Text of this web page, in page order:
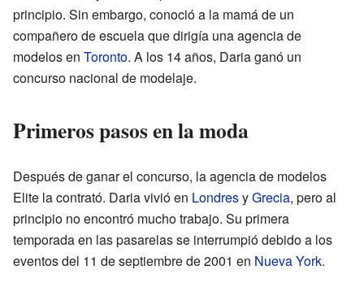
principio. Sin embargo, conoció a la mamá de un
compañero de escuela que dirigía una agencia de
modelos en Toronto. A los 14 años, Daria ganó un
concurso nacional de modelaje.
Primeros pasos en la moda
Después de ganar el concurso, la agencia de modelos
Elite la contrató. Daria vivió en LondresyGrecia, pero al
principio no encontró mucho trabajo. Su primera
temporada en las pasarelas se interrumpió debido a los
eventos del 11 de septiembre de 2001 en Nueva York.